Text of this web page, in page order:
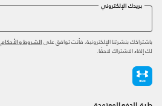
بريدك الإلكتروني
باشتراكك بنشرتنا الإلكترونية، فأنت توافق على الشروط والأحكام
لك إلغاء الاشتراك لاحقًا.
طرق الدفع المعتمدة